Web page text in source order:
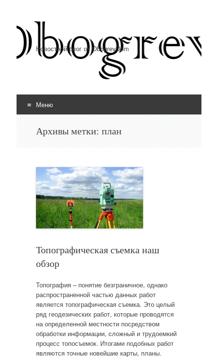
Новостной блог от ObogrevDom
Меню
Архивы метки: план
Топографическая съемка наш
обзор
Топография – понятие безграничное, однако
распространенной частью данных работ
является топографическая съемка. Это целый
ряд геодезических работ, которые проводятся
на определенной местности посредством
обработки информации, cложный и трудоемкий
процесс топосъемок. Итогами подобных работ
являются точные новейшие карты, планы.